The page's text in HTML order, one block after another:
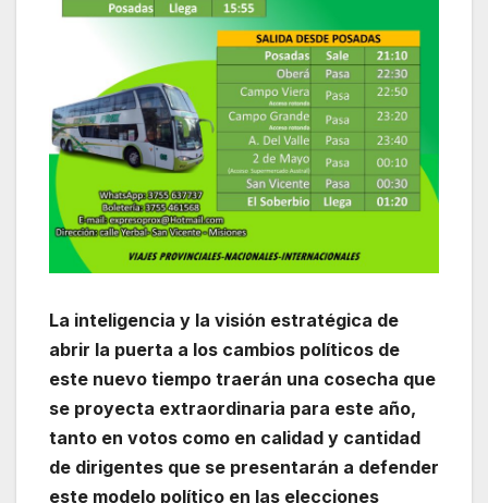
La inteligencia y la visión estratégica de
abrir la puerta a los cambios políticos de
este nuevo tiempo traerán una cosecha que
se proyecta extraordinaria para este año,
tanto en votos como en calidad y cantidad
de dirigentes que se presentarán a defender
este modelo político en las elecciones